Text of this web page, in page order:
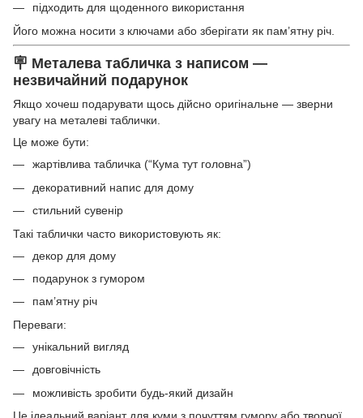
підходить для щоденного використання
Його можна носити з ключами або зберігати як пам’ятну річ.
🪧 Металева табличка з написом —
незвичайний подарунок
Якщо хочеш подарувати щось дійсно оригінальне — зверни
увагу на металеві таблички.
Це може бути:
жартівлива табличка (“Кума тут головна”)
декоративний напис для дому
стильний сувенір
Такі таблички часто використовують як:
декор для дому
подарунок з гумором
пам’ятну річ
Переваги:
унікальний вигляд
довговічність
можливість зробити будь-який дизайн